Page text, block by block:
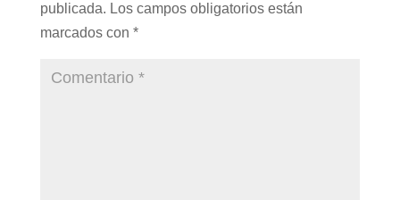
publicada. Los campos obligatorios están
marcados con *